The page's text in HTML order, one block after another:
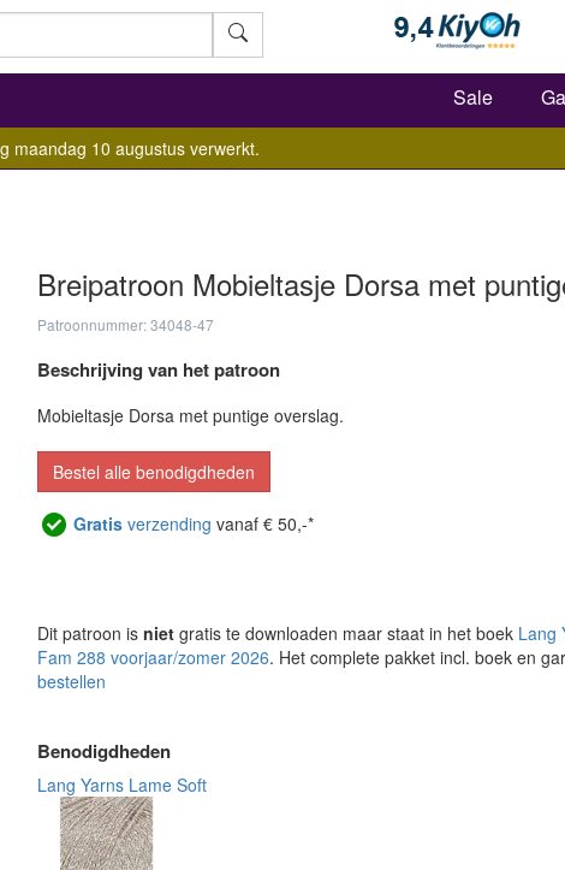
Zoeken
Sale
maandag 10 augustus verwerkt.
Breipatroon Mobieltasje Dorsa met
Patroonnummer: 34048-47
Beschrijving van het patroon
Mobieltasje Dorsa met puntige overslag.
Bestel alle benodigdheden
Gratis verzending vanaf € 50,-*
Dit patroon is niet gratis te downloaden maar staat in het boek Lang
Fam 288 voorjaar/zomer 2026. Het complete pakket incl. boek en
bestellen
Benodigdheden
Lang Yarns Lame Soft